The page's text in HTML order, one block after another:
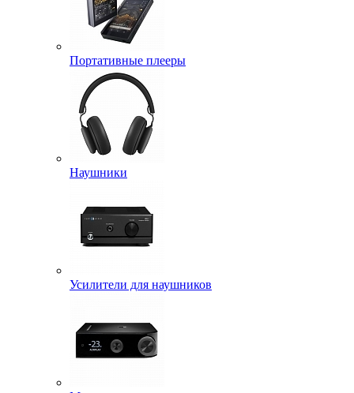
Портативные плееры
Наушники
Усилители для наушников